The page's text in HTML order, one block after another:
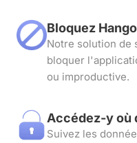
Bloquez
Notre solution de
bloquer
ou improductive.
Accédez-y où
Suivez les